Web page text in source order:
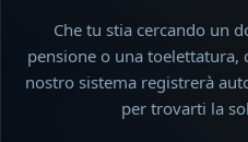
Che tu stia cercando un
pensione o una
nostro sistema registrerà
per trovarti la